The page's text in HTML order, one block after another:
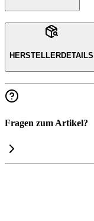
HERSTELLERDETAILS
Fragen zum Artikel?